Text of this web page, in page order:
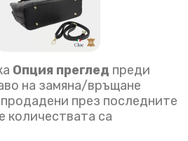
Опция преглед преди
на замяна/връщане
през последните
количествата са